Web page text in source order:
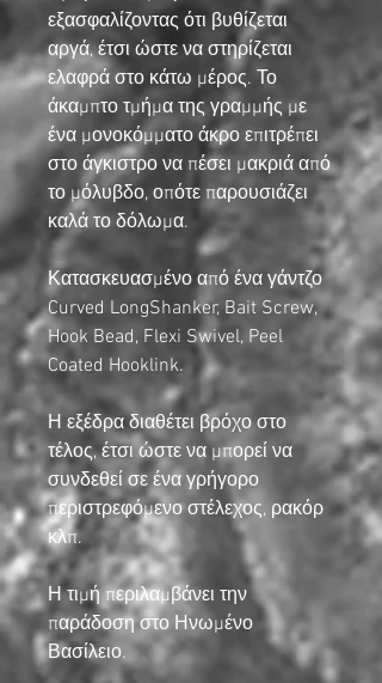
εξασφαλίζοντας ότι βυθίζεται
αργά, έτσι ώστε να στηρίζεται
ελαφρά στο κάτω μέρος. Το
άκαμπτο τμήμα της γραμμής με
ένα μονοκόμματο άκρο επιτρέπει
στο άγκιστρο να πέσει μακριά από
το μόλυβδο, οπότε παρουσιάζει
καλά το δόλωμα.
Κατασκευασμένο από ένα γάντζο
Curved LongShanker, Bait Screw,
Hook Bead, Flexi Swivel, Peel
Coated Hooklink.
Η εξέδρα διαθέτει βρόχο στο
τέλος, έτσι ώστε να μπορεί να
συνδεθεί σε ένα γρήγορο
περιστρεφόμενο στέλεχος, ρακόρ
κλπ.
Η τιμή περιλαμβάνει την
παράδοση στο Ηνωμένο
Βασίλειο.